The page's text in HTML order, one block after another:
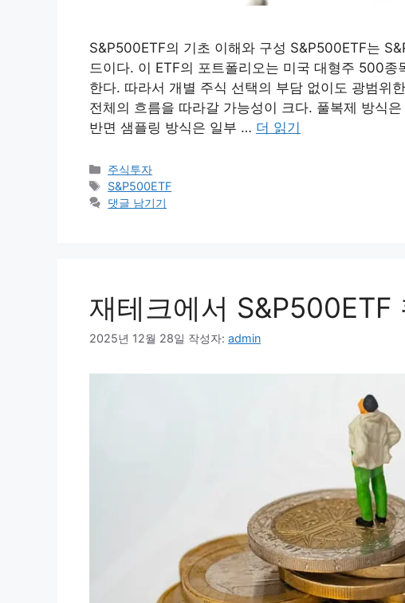
S&P500ETF의 기초 이해와 구성 S&P500ETF는
드이다. 이 ETF의 포트폴리오는 미국 대형주 500
한다. 따라서 개별 주식 선택의 부담 없이도 광범위
전체의 흐름을 따라갈 가능성이 크다. 풀복제 방식
반면 샘플링 방식은 일부 … 더 읽기
카
테
고
주식투자
태
그
S&P500ETF
댓글 남기기
재테크에서
2025년 12월 28일 작성자: admin